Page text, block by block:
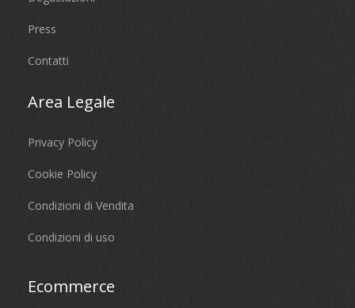
Press
Contatti
Area Legale
Privacy Policy
Cookie Policy
Condizioni di Vendita
Condizioni di uso
Ecommerce